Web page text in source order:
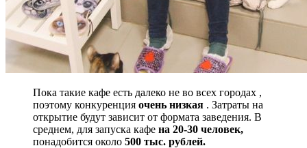
Пока такие кафе есть далеко не во всех городах ,
поэтому конкуренция очень низкая . Затраты на
открытие будут зависит от формата заведения. В
среднем, для запуска кафе на 20-30 человек,
понадобится около 500 тыс. рублей.